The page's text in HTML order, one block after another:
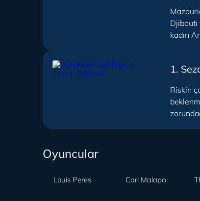
Djibouti
kadın
1.
Riskin
Oyuncular
Louis Peres Carl Malapa